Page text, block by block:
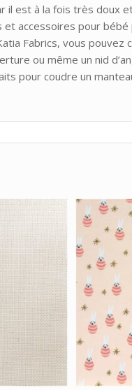
il est à la fois très doux
accessoires pour bébé
Fabrics, vous pouvez
ou même un nid
pour coudre un